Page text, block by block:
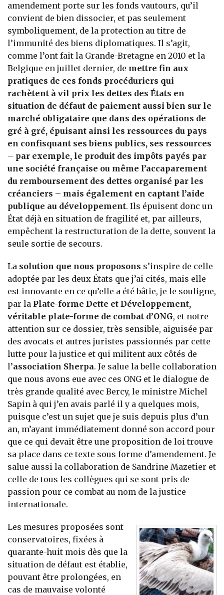
amendement porte sur les fonds vautours, qu’il
convient de bien dissocier, et pas seulement
symboliquement, de la protection au titre de
l’immunité des biens diplomatiques. Il s’agit,
comme l’ont fait la Grande-Bretagne en 2010 et la
Belgique en juillet dernier, de mettre fin aux
pratiques de ces fonds procéduriers qui
rachètent à vil prix les dettes des États en
situation de défaut de paiement aussi bien sur le
marché obligataire que dans des opérations de
gré à gré, épuisant ainsi les ressources du pays
en confisquant ses biens publics, ses ressources
– par exemple, le produit des impôts payés par
une société française ou même l’accaparement
du remboursement des dettes organisé par les
créanciers – mais également en captant l’aide
publique au développement. Ils épuisent donc un
État déjà en situation de fragilité et, par ailleurs,
empêchent la restructuration de la dette, souvent la
seule sortie de secours.
La solution que nous proposons s’inspire de celle
adoptée par les deux États que j’ai cités, mais elle
est innovante en ce qu’elle a été bâtie, je le souligne,
par la Plate-forme Dette et Développement,
véritable plate-forme de combat d’ONG, et notre
attention sur ce dossier, très sensible, aiguisée par
des avocats et autres juristes passionnés par cette
lutte pour la justice et qui militent aux côtés de
l’association Sherpa. Je salue la belle collaboration
que nous avons eue avec ces ONG et le dialogue de
très grande qualité avec Bercy, le ministre Michel
Sapin à qui j’en avais parlé il y a quelques mois,
puisque c’est un sujet que je suis depuis plus d’un
an, m’ayant immédiatement donné son accord pour
que ce qui devait être une proposition de loi trouve
sa place dans ce texte sous forme d’amendement. Je
salue aussi la collaboration de Sandrine Mazetier et
celle de tous les collègues qui se sont pris de
passion pour ce combat au nom de la justice
internationale.
Les mesures proposées sont
conservatoires, fixées à
quarante-huit mois dès que la
situation de défaut est établie,
pouvant être prolongées, en
cas de mauvaise volonté